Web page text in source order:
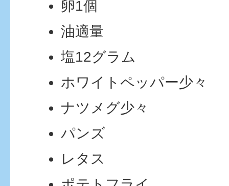
卵1個
油適量
塩12グラム
ホワイトペッパー少々
ナツメグ少々
パンズ
レタス